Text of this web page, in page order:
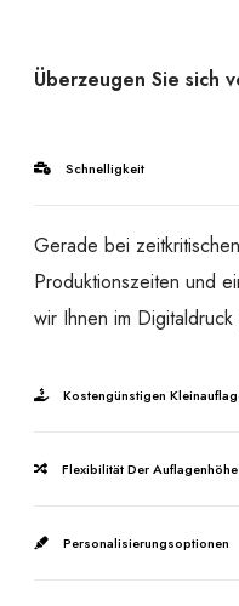
Überzeugen Sie sich
Schnelligkeit
Gerade bei
Produktionszeiten und
wir Ihnen im
Kostengünstigen
Flexibilität Der Auflagenhöhe
Personalisierungsoptionen